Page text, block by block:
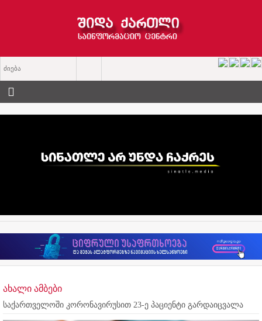
ახალი ამბები
საქართველოში კორონავირუსით 23-ე პაციენტი გარდაიცვალა